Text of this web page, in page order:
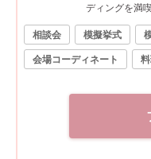
ディングを満
相談会
模擬挙式
会場コーディネート